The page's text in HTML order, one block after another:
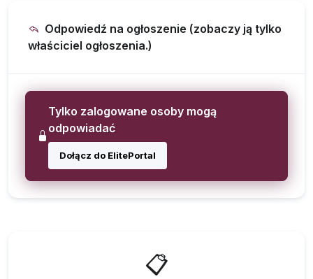
Odpowiedź na ogłoszenie (zobaczy ją tylko
właściciel ogłoszenia.)
Tylko zalogowane osoby mogą
odpowiadać
Dołącz do ElitePortal
📋